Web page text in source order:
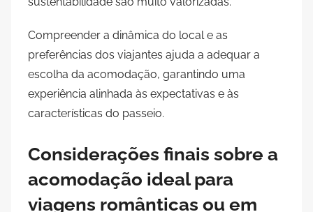
Compreender a dinâmica do local e as
preferências dos viajantes ajuda a adequar a
escolha da acomodação, garantindo uma
experiência alinhada às expectativas e às
características do passeio.
Considerações finais sobre a
acomodação ideal para
viagens românticas ou em